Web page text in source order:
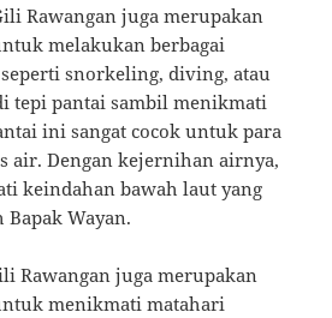
Rawangan juga merupakan
melakukan berbagai
snorkeling, diving, atau
tepi pantai sambil menikmati
ini sangat cocok untuk para
air. Dengan kejernihan airnya,
keindahan bawah laut yang
Bapak Wayan.
Rawangan juga merupakan
menikmati matahari